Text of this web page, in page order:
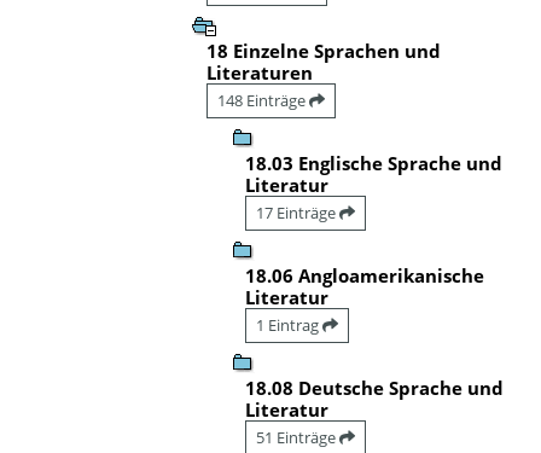
18 Einzelne Sprachen und
Literaturen
148 Einträge
18.03 Englische Sprache und
Literatur
17 Einträge
18.06 Angloamerikanische
Literatur
1 Eintrag
18.08 Deutsche Sprache und
Literatur
51 Einträge